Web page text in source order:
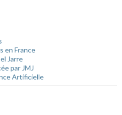
en France
Jarre
par JMJ
Artificielle